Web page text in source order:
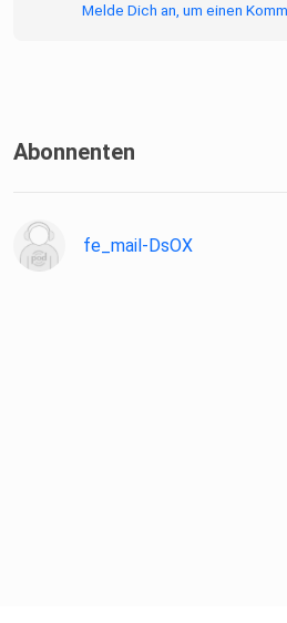
Melde Dich an, um einen
Abonnenten
fe_mail-DsOX